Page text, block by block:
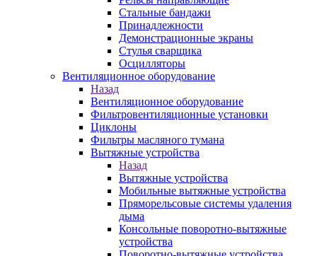
Стальные бандажи
Принадлежности
Демонстрационные экраны
Стулья сварщика
Осцилляторы
Вентиляционное оборудование
Назад
Вентиляционное оборудование
Фильтровентиляционные установки
Циклоны
Фильтры масляного тумана
Вытяжные устройства
Назад
Вытяжные устройства
Мобильные вытяжные устройства
Пряморельсовые системы удаления
дыма
Консольные поворотно-вытяжные
устройства